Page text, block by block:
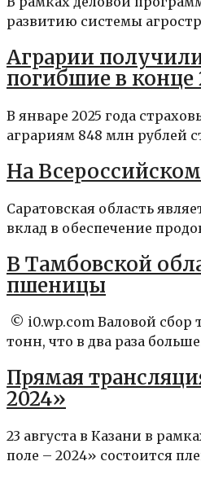
развитию системы
Аграрии
погибшие в конце
В январе 2025 года
аграриям 848 млн рублей
На
Саратовская область
вклад в обеспечение
В Тамбовской
пшеницы
© i0.wp.com Валовой сбор
тонн, что в два раза
Прямая
2024»
23 августа в Казани в
поле – 2024» состоится